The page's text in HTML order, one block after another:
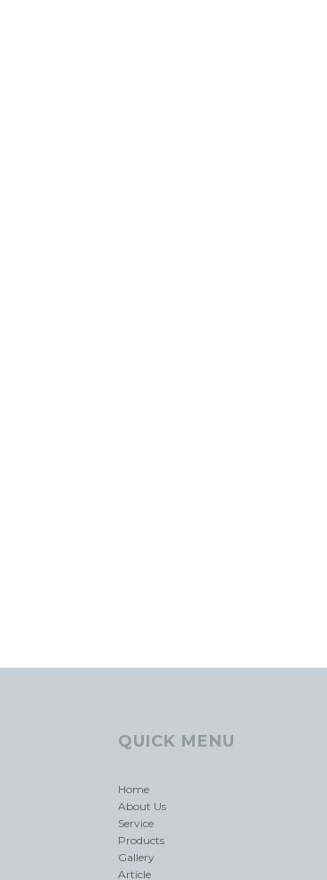
QUICK MENU
Home
About Us
Service
Products
Gallery
Article